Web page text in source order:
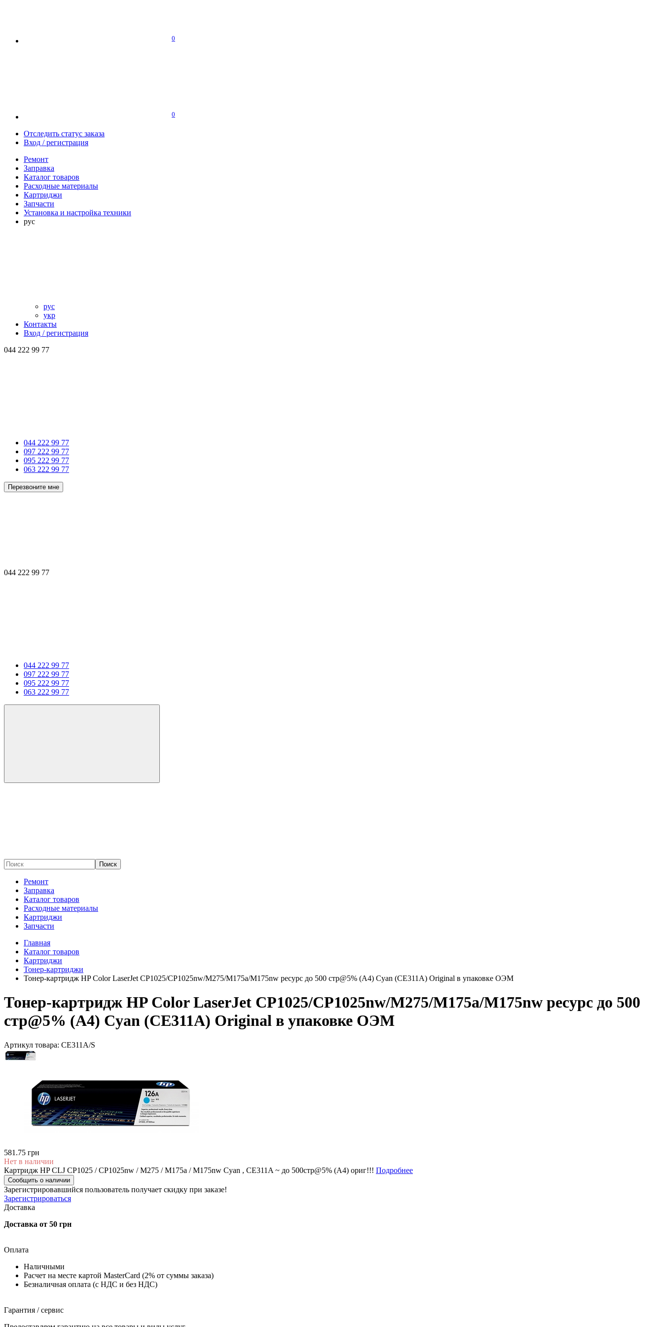
0
0
Отследить статус заказа
Вход / регистрация
Ремонт
Заправка
Каталог товаров
Расходные материалы
Картриджи
Запчасти
Установка и настройка техники
рус
рус
укр
Контакты
Вход / регистрация
044 222 99 77
044 222 99 77
097 222 99 77
095 222 99 77
063 222 99 77
Перезвоните мне
044 222 99 77
044 222 99 77
097 222 99 77
095 222 99 77
063 222 99 77
Поиск
Ремонт
Заправка
Каталог товаров
Расходные материалы
Картриджи
Запчасти
Главная
Каталог товаров
Картриджи
Тонер-картриджи
Тонер-картридж HP Color LaserJet CP1025/CP1025nw/M275/M175a/M175nw ресурс до 500 стр@5% (A4) Cyan (CE311A) Original в упаковке ОЭМ
Тонер-картридж HP Color LaserJet CP1025/CP1025nw/M275/M175a/M175nw ресурс до 500
стр@5% (A4) Cyan (CE311A) Original в упаковке ОЭМ
Артикул товара: CE311A/S
581.75 грн
Нет в наличии
Картридж HP CLJ CP1025 / CP1025nw / M275 / M175a / M175nw Cyan , CE311A ~ до 500стр@5% (A4) ориг!!! Подробнее
Сообщить о наличии
Зарегистрировавшийся пользователь получает скидку при заказе!
Зарегистрироваться
Доставка
Доставка от 50 грн
Оплата
Наличными
Расчет на месте картой MasterCard (2% от суммы заказа)
Безналичная оплата (с НДС и без НДС)
Гарантия / сервис